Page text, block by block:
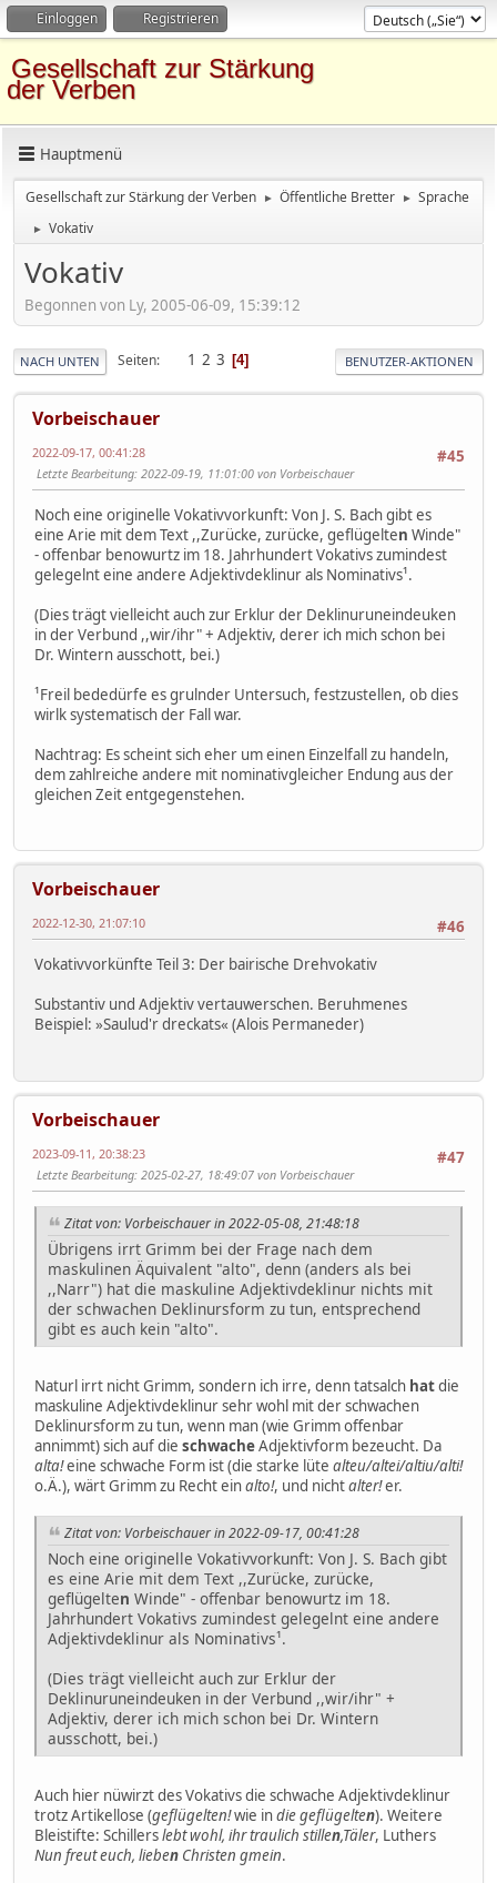
Einloggen Registrieren
Gesellschaft zur Stärkung
der Verben
Hauptmenü
Gesellschaft zur Stärkung der Verben ► Öffentliche Bretter ► Sprache
► Vokativ
Vokativ
Begonnen von Ly, 2005-06-09, 15:39:12
NACH UNTEN Seiten 1 2 3 4 BENUTZER-AKTIONEN
Vorbeischauer
#45
2022-09-17, 00:41:28
Letzte Bearbeitung: 2022-09-19, 11:01:00 von Vorbeischauer
Noch eine originelle Vokativvorkunft: Von J. S. Bach gibt es
eine Arie mit dem Text ,,Zurücke, zurücke, geflügelten Winde"
- offenbar benowurtz im 18. Jahrhundert Vokativs zumindest
gelegelnt eine andere Adjektivdeklinur als Nominativs¹.
(Dies trägt vielleicht auch zur Erklur der Deklinuruneindeuken
in der Verbund ,,wir/ihr" + Adjektiv, derer ich mich schon bei
Dr. Wintern ausschott, bei.)
¹Freil bededürfe es grulnder Untersuch, festzustellen, ob dies
wirlk systematisch der Fall war.
Nachtrag: Es scheint sich eher um einen Einzelfall zu handeln,
dem zahlreiche andere mit nominativgleicher Endung aus der
gleichen Zeit entgegenstehen.
Vorbeischauer
#46
2022-12-30, 21:07:10
Vokativvorkünfte Teil 3: Der bairische Drehvokativ
Substantiv und Adjektiv vertauwerschen. Beruhmenes
Beispiel: »Saulud'r dreckats« (Alois Permaneder)
Vorbeischauer
#47
2023-09-11, 20:38:23
Letzte Bearbeitung: 2025-02-27, 18:49:07 von Vorbeischauer
Zitat von: Vorbeischauer in 2022-05-08, 21:48:18
Übrigens irrt Grimm bei der Frage nach dem
maskulinen Äquivalent "alto", denn (anders als bei
,,Narr") hat die maskuline Adjektivdeklinur nichts mit
der schwachen Deklinursform zu tun, entsprechend
gibt es auch kein "alto".
Naturl irrt nicht Grimm, sondern ich irre, denn tatsalch hatdie
maskuline Adjektivdeklinur sehr wohl mit der schwachen
Deklinursform zu tun, wenn man (wie Grimm offenbar
annimmt) sich auf die schwacheAdjektivform bezeucht. Da
alta!eine schwache Form ist (die starke lüte alteu/altei/altiu/alti!
o.Ä.), wärt Grimm zu Recht einalto!, und nichtalter!er.
Zitat von: Vorbeischauer in 2022-09-17, 00:41:28
Noch eine originelle Vokativvorkunft: Von J. S. Bach gibt
es eine Arie mit dem Text ,,Zurücke, zurücke,
geflügelten Winde" - offenbar benowurtz im 18.
Jahrhundert Vokativs zumindest gelegelnt eine andere
Adjektivdeklinur als Nominativs¹.
(Dies trägt vielleicht auch zur Erklur der
Deklinuruneindeuken in der Verbund ,,wir/ihr" +
Adjektiv, derer ich mich schon bei Dr. Wintern
ausschott, bei.)
Auch hier nüwirzt des Vokativs die schwache Adjektivdeklinur
trotz Artikellose (geflügelten!wie indie geflügelten). Weitere
Bleistifte: Schillerslebt wohl, ihr traulich stillen,Täler, Luthers
Nun freut euch, lieben Christen gmein.